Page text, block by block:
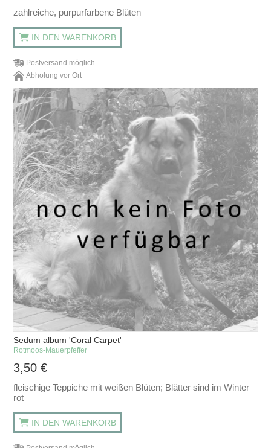
zahlreiche, purpurfarbene Blüten
IN DEN WARENKORB
Postversand möglich
Abholung vor Ort
Sedum album 'Coral Carpet'
Rotmoos-Mauerpfeffer
3,50€
fleischige Teppiche mit weißen Blüten; Blätter sind im Winter
rot
IN DEN WARENKORB